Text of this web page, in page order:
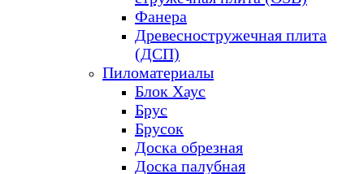
Фанера
Древесностружечная плита
(ДСП)
Пиломатериалы
Блок Хаус
Брус
Брусок
Доска обрезная
Доска палубная